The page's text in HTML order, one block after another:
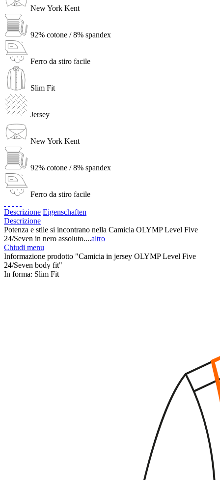
New York Kent
92% cotone / 8% spandex
Ferro da stiro facile
Slim Fit
Jersey
New York Kent
92% cotone / 8% spandex
Ferro da stiro facile
Descrizione Eigenschaften
Descrizione
Potenza e stile si incontrano nella Camicia OLYMP Level Five
24/Seven in nero assoluto....altro
Chiudi menu
Informazione prodotto "Camicia in jersey OLYMP Level Five
24/Seven body fit"
In forma: Slim Fit